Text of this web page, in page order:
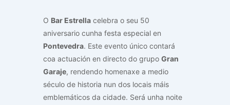
O Bar Estrella celebra o seu 50
aniversario cunha festa especial en
Pontevedra. Este evento único contará
coa actuación en directo do grupo Gran
Garaje, rendendo homenaxe a medio
século de historia nun dos locais máis
emblemáticos da cidade. Será unha noite